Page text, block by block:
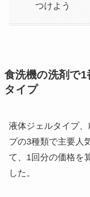
つけよう
食洗機の洗剤で
タイプ
液体ジェルタイプ
プの3種類で主要人
て、1回分の価格を
した。